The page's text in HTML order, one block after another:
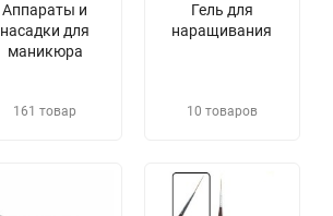
Аппараты и
насадки для
маникюра
161 товар
Гель для
наращивания
10 товаров